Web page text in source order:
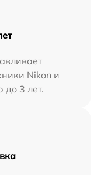
Nikon и
до 3 лет.